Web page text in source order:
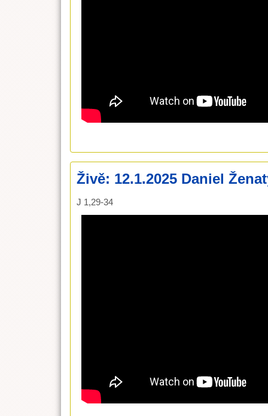
Živě: 12.1.2025 Daniel
J 1,29-34